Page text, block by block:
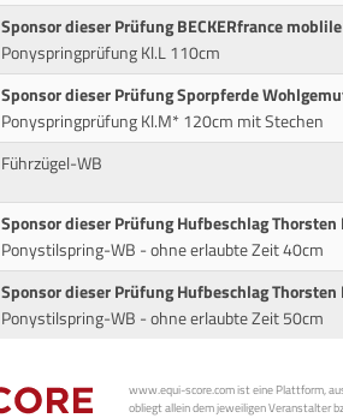
Sponsor dieser Prüfung BECKERfrance moblile
Ponyspringprüfung Kl.L 110cm
Sponsor dieser Prüfung Sporpferde
Ponyspringprüfung Kl.M* 120cm mit Stechen
Führzügel-WB
Sponsor dieser Prüfung Hufbeschlag Thorsten
Ponystilspring-WB - ohne erlaubte Zeit 40cm
Sponsor dieser Prüfung Hufbeschlag Thorsten
Ponystilspring-WB - ohne erlaubte Zeit 50cm
www.equi-score.com ist eine Plattform,
obliegt allein dem jeweiligen Veranstalter